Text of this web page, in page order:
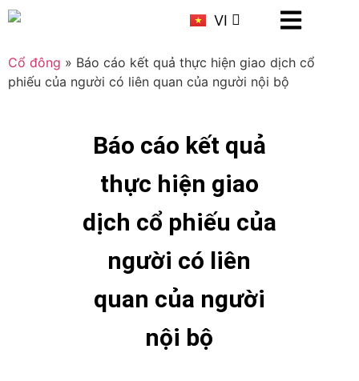
VI
CN
Cổ đông » Báo cáo kết quả thực hiện giao dịch cổ
phiếu của người có liên quan của người nội bộ
Báo cáo kết quả
thực hiện giao
dịch cổ phiếu của
người có liên
quan của người
nội bộ